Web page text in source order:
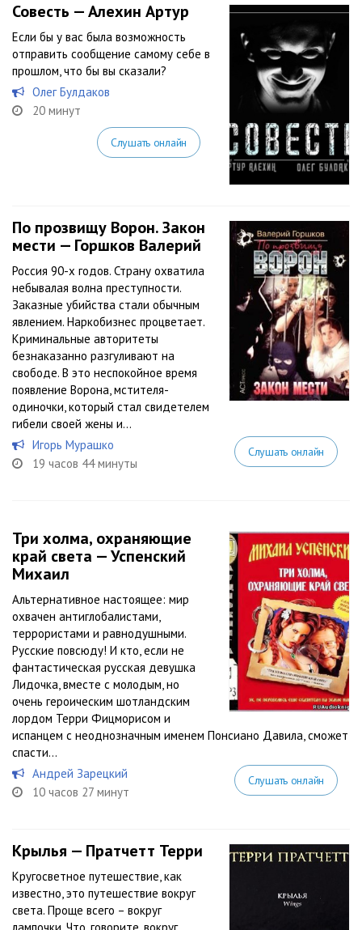
Совесть — Алехин Артур
Если бы у вас была возможность
отправить сообщение самому себе в
прошлом, что бы вы сказали?
Олег Булдаков
20 минут
Слушать онлайн
По прозвищу Ворон. Закон
мести — Горшков Валерий
Россия 90-х годов. Страну охватила
небывалая волна преступности.
Заказные убийства стали обычным
явлением. Наркобизнес процветает.
Криминальные авторитеты
безнаказанно разгуливают на
свободе. В это неспокойное время
появление Ворона, мстителя-
одиночки, который стал свидетелем
гибели своей жены и...
Игорь Мурашко
19 часов 44 минуты
Слушать онлайн
Три холма, охраняющие
край света — Успенский
Михаил
Альтернативное настоящее: мир
охвачен антиглобалистами,
террористами и равнодушными.
Русские повсюду! И кто, если не
фантастическая русская девушка
Лидочка, вместе с молодым, но
очень героическим шотландским
лордом Терри Фицморисом и
испанцем с неоднозначным именем Понсиано Давила, сможет
спасти...
Андрей Зарецкий
10 часов 27 минут
Слушать онлайн
Крылья — Пратчетт Терри
Кругосветное путешествие, как
известно, это путешествие вокруг
света. Проще всего – вокруг